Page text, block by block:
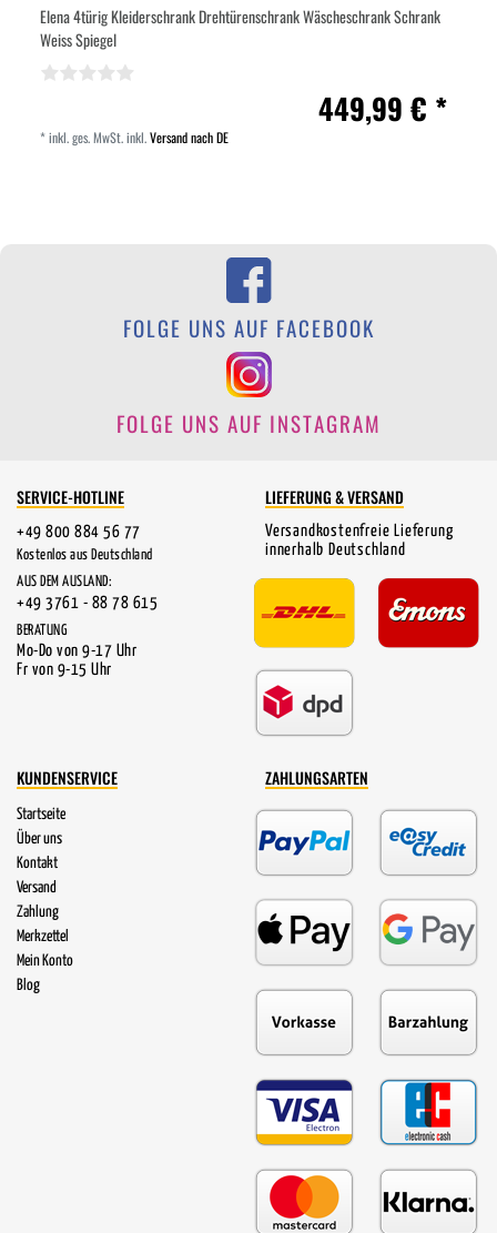
Elena 4türig Kleiderschrank Drehtürenschrank Wäscheschrank Schrank
Weiss Spiegel
449,99 € *
*inkl. ges. MwSt.inkl.Versand nach DE
FOLGE UNS AUF FACEBOOK
FOLGE UNS AUF INSTAGRAM
SERVICE-HOTLINE
+49 800 884 56 77
Kostenlos aus Deutschland
AUS DEM AUSLAND:
+49 3761 - 88 78 615
BERATUNG
Mo-Do von 9-17 Uhr
Fr von 9-15 Uhr
LIEFERUNG & VERSAND
Versandkostenfreie Lieferung
innerhalb Deutschland
KUNDENSERVICE
Startseite
Über uns
Kontakt
Versand
Zahlung
Merkzettel
Mein Konto
Blog
ZAHLUNGSARTEN